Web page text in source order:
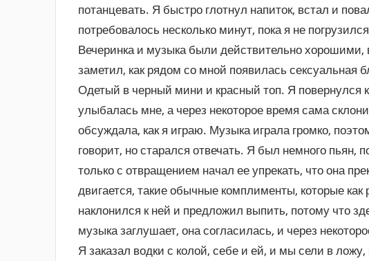
потанцевать. Я быстро глотнул напиток, встал и
потребовалось несколько минут, пока я не
Вечеринка и музыка были действительно
заметил, как рядом со мной появилась сексуальная
Одетый в черный мини и красный топ. Я повернулся
улыбалась мне, а через некоторое время сама
обсуждала, как я играю. Музыка играла громко,
говорит, но старался отвечать. Я был немного пьян,
только с отвращением начал ее упрекать, что она
двигается, такие обычные комплименты, которые
наклонился к ней и предложил выпить, потому что
музыка заглушает, она согласилась, и через
Я заказал водки с колой, себе и ей, и мы сели в ложу,